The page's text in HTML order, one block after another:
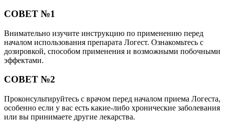
СОВЕТ №1
Внимательно изучите инструкцию по применению перед
началом использования препарата Логест. Ознакомьтесь с
дозировкой, способом применения и возможными побочными
эффектами.
СОВЕТ №2
Проконсультируйтесь с врачом перед началом приема Логеста,
особенно если у вас есть какие-либо хронические заболевания
или вы принимаете другие лекарства.